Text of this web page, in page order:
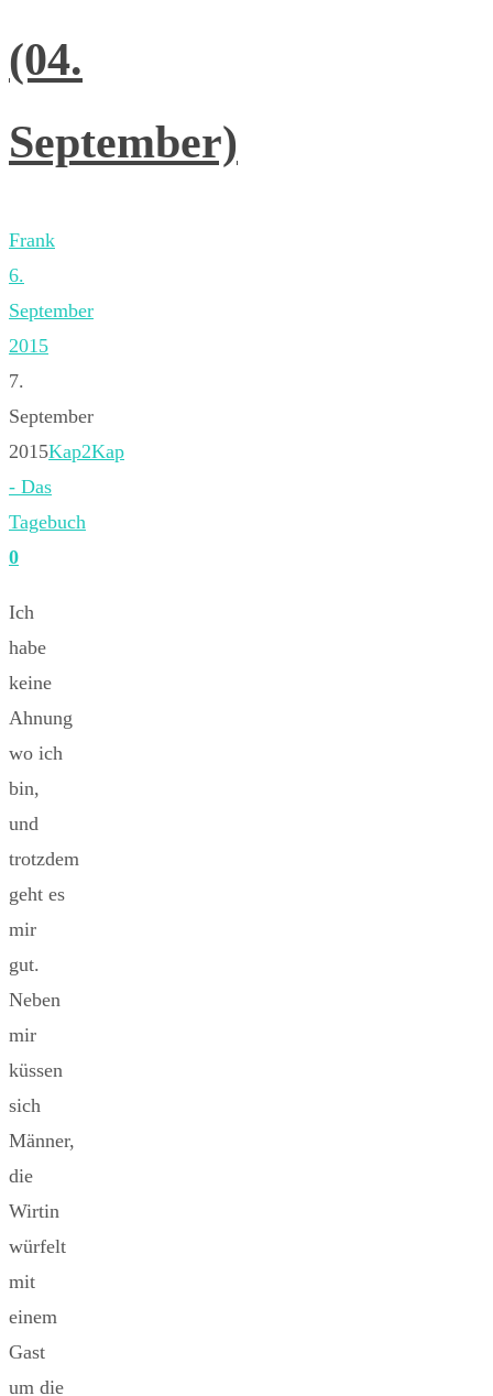
(04.
September)
Frank
6.
September
2015
7.
September
2015Kap2Kap
- Das
Tagebuch
0
Ich
habe
keine
Ahnung
wo ich
bin,
und
trotzdem
geht es
mir
gut.
Neben
mir
küssen
sich
Männer,
die
Wirtin
würfelt
mit
einem
Gast
um die